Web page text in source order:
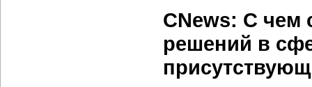
CNews: С чем
решений в